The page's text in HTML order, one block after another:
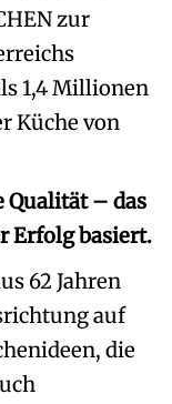
zur
1,4 Millionen
Küche von
Qualität – das
Erfolg basiert.
62 Jahren
auf
die